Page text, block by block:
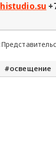
освещение